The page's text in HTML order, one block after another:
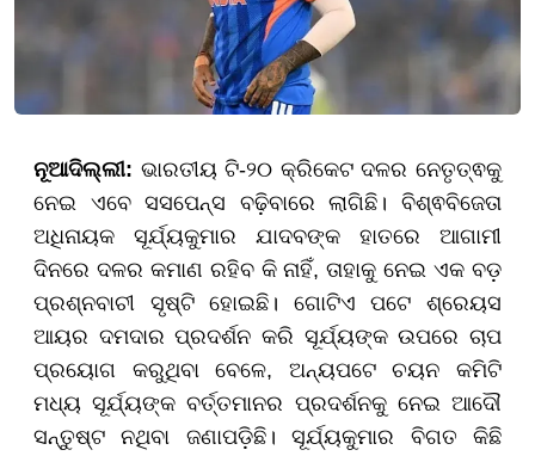
ନୂଆଦିଲ୍ଲୀ: ଭାରତୀୟ ଟି-୨୦ କ୍ରିକେଟ ଦଳର ନେତୃତ୍ଵକୁ
ନେଇ ଏବେ ସସପେନ୍ସ ବଢ଼ିବାରେ ଲାଗିଛି। ବିଶ୍ଵବିଜେତା
ଅଧିନାୟକ ସୂର୍ଯ୍ୟକୁମାର ଯାଦବଙ୍କ ହାତରେ ଆଗାମୀ
ଦିନରେ ଦଳର କମାଣ ରହିବ କି ନାହିଁ, ତାହାକୁ ନେଇ ଏକ ବଡ଼
ପ୍ରଶ୍ନବାଚୀ ସୃଷ୍ଟି ହୋଇଛି। ଗୋଟିଏ ପଟେ ଶ୍ରେୟସ
ଆୟର ଦମଦାର ପ୍ରଦର୍ଶନ କରି ସୂର୍ଯ୍ୟଙ୍କ ଉପରେ ଚାପ
ପ୍ରୟୋଗ କରୁଥିବା ବେଳେ, ଅନ୍ୟପଟେ ଚୟନ କମିଟି
ମଧ୍ୟ ସୂର୍ଯ୍ୟଙ୍କ ବର୍ତ୍ତମାନର ପ୍ରଦର୍ଶନକୁ ନେଇ ଆଦୌ
ସନ୍ତୁଷ୍ଟ ନଥିବା ଜଣାପଡ଼ିଛି। ସୂର୍ଯ୍ୟକୁମାର ବିଗତ କିଛି